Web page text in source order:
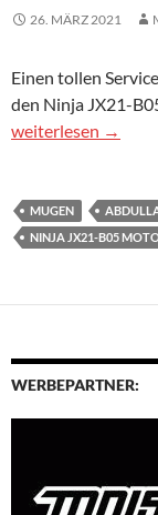
26. MÄRZ 2021
Einen tollen
den Ninja JX21-
Ninja JX21-B05
weiterlesen →
MUGEN
NINJA JX21-B05
WERBEPARTNER: